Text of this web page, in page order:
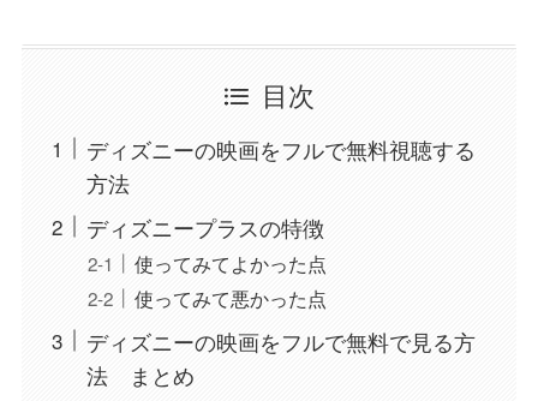
目次
ディズニーの映画をフルで無料視聴する
方法
ディズニープラスの特徴
使ってみてよかった点
使ってみて悪かった点
ディズニーの映画をフルで無料で見る方
法 まとめ